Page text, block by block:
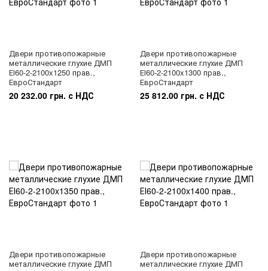
Двери противопожарные
металлические глухие ДМП
ЕІ60-2-2100x1250 прав.,
ЕвроСтандарт
20 232.00 грн. с НДС
Двери противопожарные
металлические глухие ДМП
ЕІ60-2-2100x1300 прав.,
ЕвроСтандарт
25 812.00 грн. с НДС
Двери противопожарные
металлические глухие ДМП
Двери противопожарные
металлические глухие ДМП